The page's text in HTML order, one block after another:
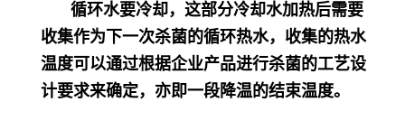
循环水要冷却，这部分冷却水加热后需要
收集作为下一次杀菌的循环热水，收集的热水
温度可以通过根据企业产品进行杀菌的工艺设
计要求来确定，亦即一段降温的结束温度。